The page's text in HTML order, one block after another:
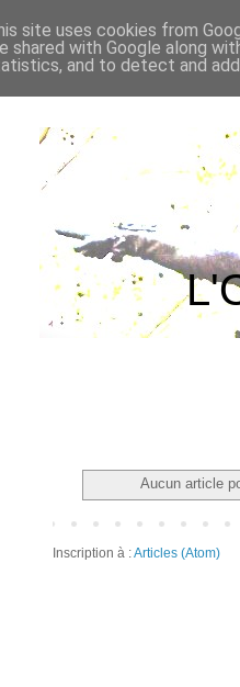
Aucun article
Inscription à :Articles (Atom)
site uses cookies from
shared with Google along
and to detect and